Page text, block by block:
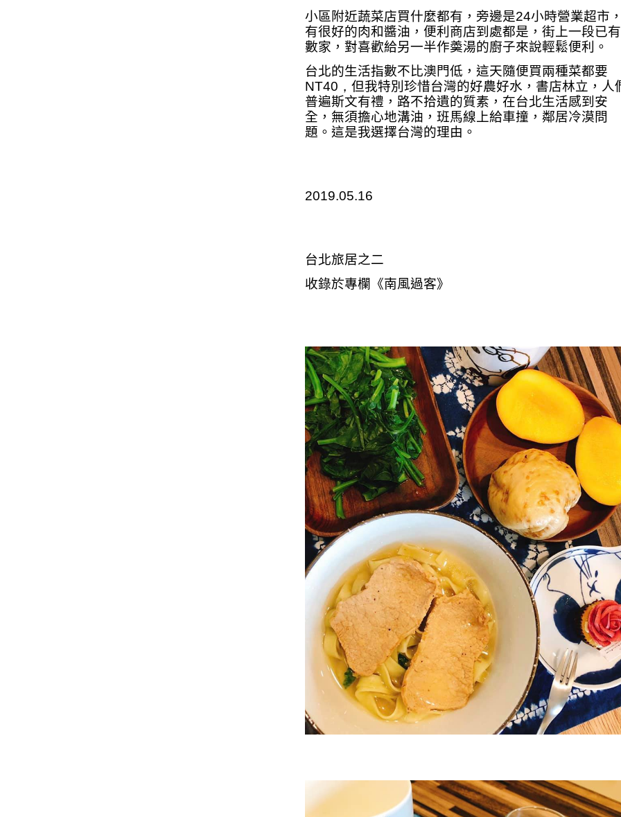
小區附近蔬菜店買什麼都有，旁邊是24小時營業超市，
有很好的肉和醬油，便利商店到處都是，街上一段已有
數家，對喜歡給另一半作羮湯的廚子來說輕鬆便利。
台北的生活指數不比澳門低，這天隨便買兩種菜都要
NT40 ， 但我特別珍惜台灣的好農好水，書店林立，人
普遍斯文有禮，路不拾遺的質素，在台北生活感到安
全，無須擔心地溝油，班馬線上給車撞，鄰居冷漠問
題。這是我選擇台灣的理由。
2019.05.16
台北旅居之二
收錄於專欄
《南風過客》